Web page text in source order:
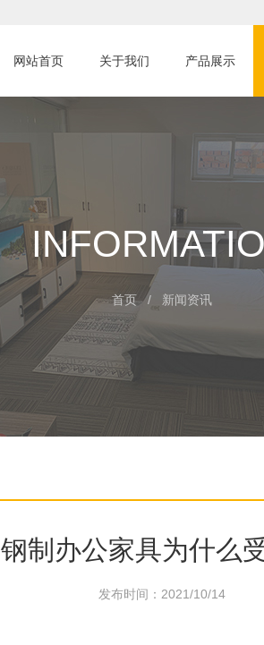
网站首页 关于我们 产品展示
首页/ 新闻资讯
钢制办公家具为什么
发布时间：2021/10/14